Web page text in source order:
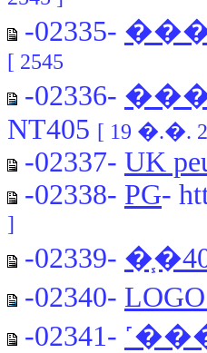
-02335-
2545 ]
-02336-
NT405 [ 19 �.�.
-02337- UK
-02338- PG-
]
-02339-
-02340-
-02341-